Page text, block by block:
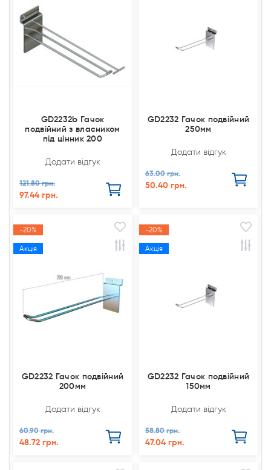
GD2232b Гачок
подвійний з власником
під цінник 200
Додати відгук
121.80 грн.
97.44 грн.
GD2232 Гачок подвійний
250мм
Додати відгук
63.00 грн.
50.40 грн.
-20%
Акція
GD2232 Гачок подвійний
200мм
Додати відгук
60.90 грн.
48.72 грн.
-20%
Акція
GD2232 Гачок подвійний
150мм
Додати відгук
58.80 грн.
47.04 грн.